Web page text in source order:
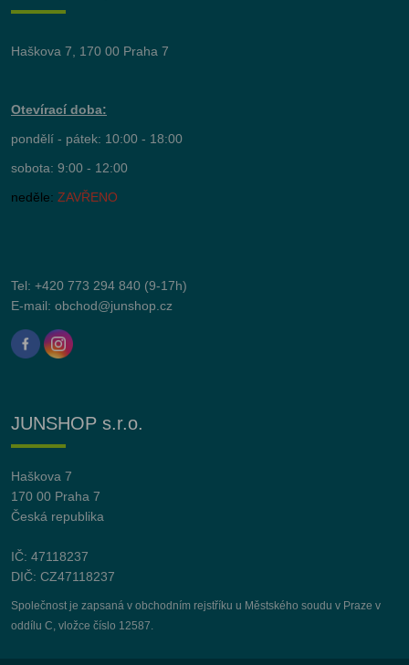
Haškova 7, 170 00 Praha 7
Otevírací doba:
pondělí - pátek: 10:00 - 18:00
sobota: 9:00 - 12:00
neděle: ZAVŘENO
Tel: +420 773 294 840 (9-17h)
E-mail: obchod@junshop.cz
JUNSHOP s.r.o.
Haškova 7
170 00 Praha 7
Česká republika
IČ: 47118237
DIČ: CZ47118237
Společnost je zapsaná v obchodním rejstříku u Městského soudu v Praze v
oddílu C, vložce číslo 12587.